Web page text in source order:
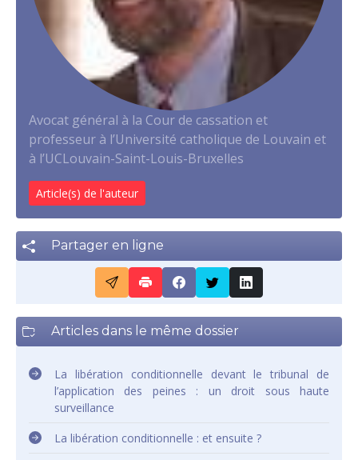
Avocat général à la Cour de cassation et
professeur à l’Université catholique de Louvain et
à l’UCLouvain-Saint-Louis-Bruxelles
Article(s) de l'auteur
Partager en ligne
Articles dans le même dossier
La libération conditionnelle devant le tribunal de
l’application des peines : un droit sous haute
surveillance
La libération conditionnelle : et ensuite ?